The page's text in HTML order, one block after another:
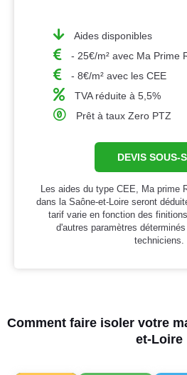
Aides disponibles
- 25€/m² avec Ma Prime
- 8€/m² avec les CEE
TVA réduite à 5,5%
Prêt à taux Zero PTZ
DEVIS SOUS-
Les aides du type CEE, Ma prime
dans la Saône-et-Loire seront
tarif varie en fonction des
d'autres paramètres
techniciens.
Comment faire isoler votre
et-Loire